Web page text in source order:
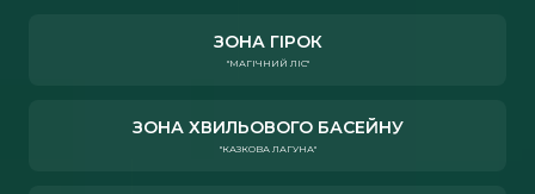
ЗОНА ГІРОК
"МАГІЧНИЙ ЛІС"
ЗОНА ХВИЛЬОВОГО БАСЕЙНУ
"КАЗКОВА ЛАГУНА"